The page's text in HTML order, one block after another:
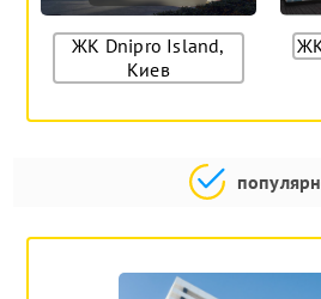
ЖК Dnipro Island,
Киев